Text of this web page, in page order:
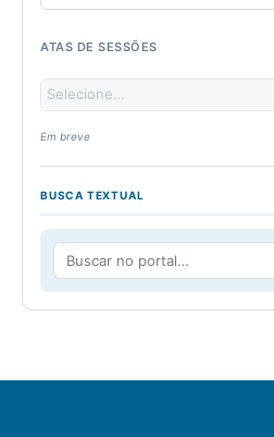
ATAS DE SESSÕES
Em breve
BUSCA TEXTUAL